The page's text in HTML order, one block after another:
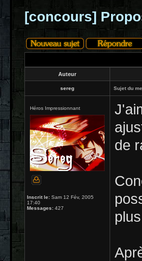
[concours]
Auteur
sereg Sujet du
Héros Impressionnant
Inscrit le: Sam 12 Fév, 2005
17:40
Messages: 427
de